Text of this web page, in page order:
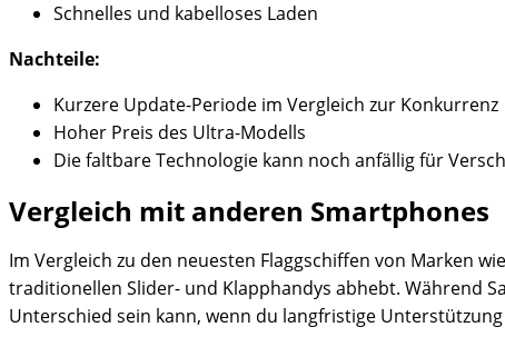
Schnelles und kabelloses Laden
Nachteile:
Kurzere Update-Periode im Vergleich zur Konkurrenz
Hoher Preis des Ultra-Modells
Die faltbare Technologie kann noch anfällig für
Vergleich mit anderen Smartphones
Im Vergleich zu den neuesten Flaggschiffen von Marken
traditionellen Slider- und Klapphandys abhebt. Während
Unterschied sein kann, wenn du langfristige